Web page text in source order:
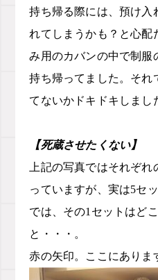
持ち帰る際には、預け入
れてしまうかも？と心配
み用のカバンの中で制服
持ち帰ってました。それ
てないかドキドキしまし
【死蔵させたくない】
上記の写真ではそれぞ
っていますが、実は5セ
では、その1セットはど
と・・・。
赤の矢印。ここにありま